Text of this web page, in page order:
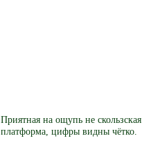
Приятная на ощупь не скользская
платформа, цифры видны чётко.